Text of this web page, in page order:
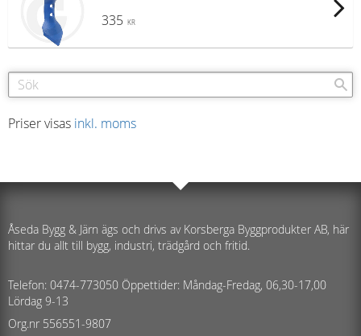
335 KR
Priser visas inkl. moms
Åseda Bygg & Järn ägs och drivs av Korsberga Byggprodukter AB, här
hittar du allt till bygg, industri, trädgård och fritid.
Telefon: 0474-773050 Öppettider: Måndag-Fredag, 06,30-17,00
Lördag 9-13
Org.nr 556551-9807